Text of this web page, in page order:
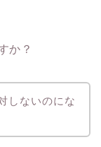
か？
しないのにな